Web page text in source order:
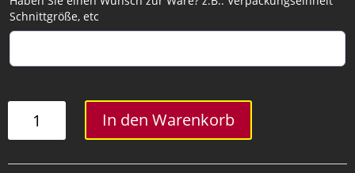
Schnittgröße, etc
Menge
In den Warenkorb